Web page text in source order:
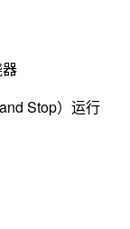
Stop）运行